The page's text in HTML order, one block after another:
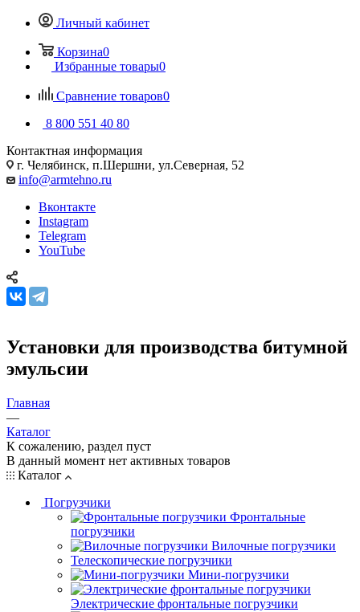
Личный кабинет
Корзина0
Избранные товары0
Сравнение товаров0
8 800 551 40 80
Контактная информация
г. Челябинск, п.Шершни, ул.Северная, 52
info@armtehno.ru
Вконтакте
Instagram
Telegram
YouTube
Установки для производства битумной
эмульсии
Главная
—
Каталог
К сожалению, раздел пуст
В данный момент нет активных товаров
Каталог
Погрузчики
Фронтальные
погрузчики
Вилочные погрузчики
Телескопические погрузчики
Мини-погрузчики
Электрические фронтальные погрузчики